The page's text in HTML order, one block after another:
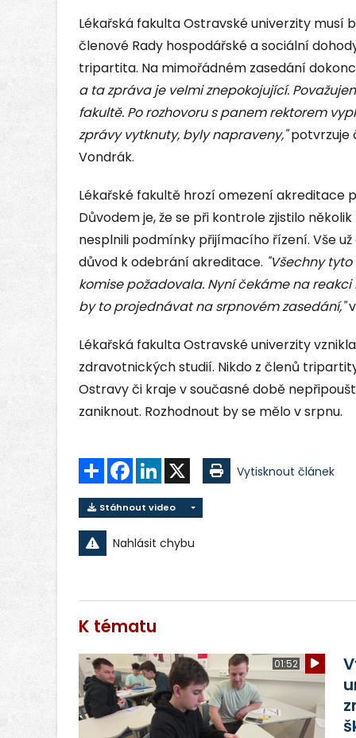
Lékařská fakulta Ostravské univerzity musí
členové Rady hospodářské a sociální
tripartita. Na mimořádném zasedání
a ta zpráva je velmi znepokojující.
fakultě. Po rozhovoru s panem rektorem
zprávy vytknuty, byly napraveny,"potvrzuje
Vondrák.
Lékařské fakultě hrozí omezení akreditace
Důvodem je, že se při kontrole zjistilo
nesplnili podmínky přijímacího řízení. Vše
důvod k odebrání akreditace. "Všechny
komise požadovala. Nyní čekáme na
by to projednávat na srpnovém zasedání,"
Lékařská fakulta Ostravské univerzity
zdravotnických studií. Nikdo z členů
Ostravy či kraje v současné době
zaniknout. Rozhodnout by se mělo v srpnu.
Sdílet FacebookLinkedIn Vytisknout článek
Stáhnout video
Nahlásit chybu
K tématu
01:52